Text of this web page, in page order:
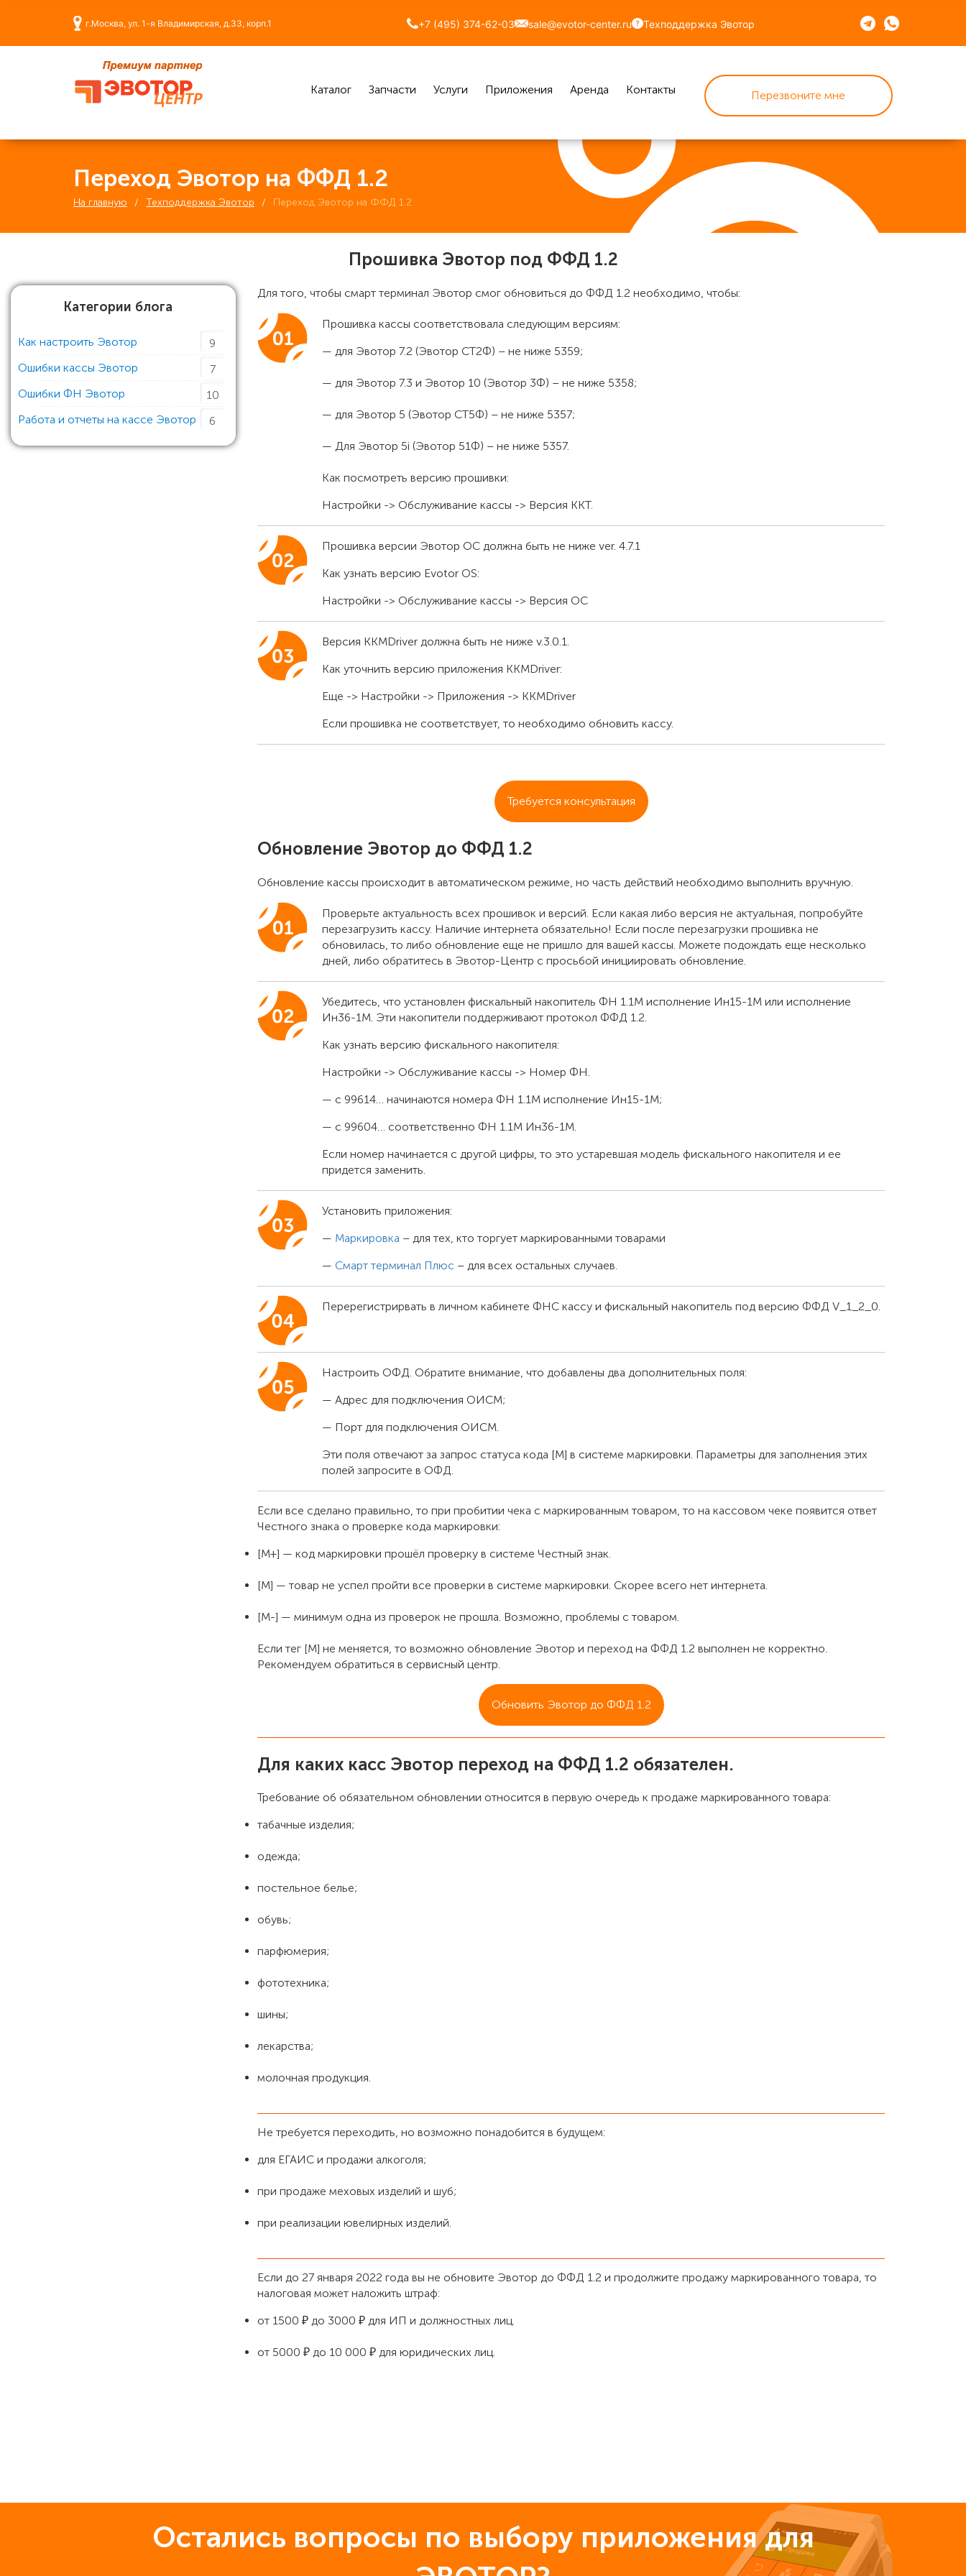
г.Москва, ул. 1-я Владимирская, д.33, корп.1 +7 (495) 374-62-03 sale@evotor-center.ru Техподдержка Эвотор
Каталог Запчасти Услуги Приложения Аренда Контакты Перезвоните мне
Переход Эвотор на ФФД 1.2
На главную Техподдержка Эвотор Переход Эвотор на ФФД 1.2
Прошивка Эвотор под ФФД 1.2
Категории блога
Как настроить Эвотор
9
Ошибки кассы Эвотор
7
Ошибки ФН Эвотор
10
Работа и отчеты на кассе Эвотор
6
Для того, чтобы смарт терминал Эвотор смог обновиться до ФФД 1.2 необходимо, чтобы:
Прошивка кассы соответствовала следующим версиям:
— для Эвотор 7.2 (Эвотор СТ2Ф) – не ниже 5359;
— для Эвотор 7.3 и Эвотор 10 (Эвотор 3Ф) – не ниже 5358;
— для Эвотор 5 (Эвотор СТ5Ф) – не ниже 5357;
— Для Эвотор 5i (Эвотор 51Ф) – не ниже 5357.
Как посмотреть версию прошивки:
Настройки -> Обслуживание кассы -> Версия ККТ.
Прошивка версии Эвотор ОС должна быть не ниже ver. 4.7.1
Как узнать версию Evotor OS:
Настройки -> Обслуживание кассы -> Версия ОС
Версия KKMDriver должна быть не ниже v.3.0.1.
Как уточнить версию приложения KKMDriver:
Еще -> Настройки -> Приложения -> KKMDriver
Если прошивка не соответствует, то необходимо обновить кассу.
Требуется консультация
Обновление Эвотор до ФФД 1.2
Обновление кассы происходит в автоматическом режиме, но часть действий необходимо выполнить вручную.
Проверьте актуальность всех прошивок и версий. Если какая либо версия не актуальная, попробуйте
перезагрузить кассу. Наличие интернета обязательно! Если после перезагрузки прошивка не
обновилась, то либо обновление еще не пришло для вашей кассы. Можете подождать еще несколько
дней, либо обратитесь в Эвотор-Центр с просьбой инициировать обновление.
Убедитесь, что установлен фискальный накопитель ФН 1.1М исполнение Ин15-1М или исполнение
Ин36-1М. Эти накопители поддерживают протокол ФФД 1.2.
Как узнать версию фискального накопителя:
Настройки -> Обслуживание кассы -> Номер ФН.
— с 99614… начинаются номера ФН 1.1М исполнение Ин15-1М;
— с 99604… соответственно ФН 1.1М Ин36-1М.
Если номер начинается с другой цифры, то это устаревшая модель фискального накопителя и ее
придется заменить.
Установить приложения:
— Маркировка – для тех, кто торгует маркированными товарами
— Смарт терминал Плюс – для всех остальных случаев.
Перерегистрирвать в личном кабинете ФНС кассу и фискальный накопитель под версию ФФД V_1_2_0.
Настроить ОФД. Обратите внимание, что добавлены два дополнительных поля:
— Адрес для подключения ОИСМ;
— Порт для подключения ОИСМ.
Эти поля отвечают за запрос статуса кода [M] в системе маркировки. Параметры для заполнения этих
полей запросите в ОФД.
Если все сделано правильно, то при пробитии чека с маркированным товаром, то на кассовом чеке появится ответ
Честного знака о проверке кода маркировки:
[М+] — код маркировки прошёл проверку в системе Честный знак.
[М] — товар не успел пройти все проверки в системе маркировки. Скорее всего нет интернета.
[М-] — минимум одна из проверок не прошла. Возможно, проблемы с товаром.
Если тег [М] не меняется, то возможно обновление Эвотор и переход на ФФД 1.2 выполнен не корректно.
Рекомендуем обратиться в сервисный центр.
Обновить Эвотор до ФФД 1.2
Для каких касс Эвотор переход на ФФД 1.2 обязателен.
Требование об обязательном обновлении относится в первую очередь к продаже маркированного товара:
табачные изделия;
одежда;
постельное белье;
обувь;
парфюмерия;
фототехника;
шины;
лекарства;
молочная продукция.
Не требуется переходить, но возможно понадобится в будущем:
для ЕГАИС и продажи алкоголя;
при продаже меховых изделий и шуб;
при реализации ювелирных изделий.
Если до 27 января 2022 года вы не обновите Эвотор до ФФД 1.2 и продолжите продажу маркированного товара, то
налоговая может наложить штраф:
от 1500 ₽ до 3000 ₽ для ИП и должностных лиц.
от 5000 ₽ до 10 000 ₽ для юридических лиц.
Остались вопросы по выбору приложения для